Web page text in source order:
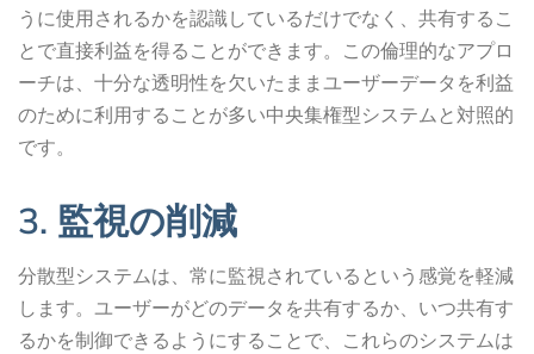
うに使用されるかを認識しているだけでなく、共有するこ
とで直接利益を得ることができます。この倫理的なアプロ
ーチは、十分な透明性を欠いたままユーザーデータを利益
のために利用することが多い中央集権型システムと対照的
です。
3. 監視の削減
分散型システムは、常に監視されているという感覚を軽減
します。ユーザーがどのデータを共有するか、いつ共有す
るかを制御できるようにすることで、これらのシステムは